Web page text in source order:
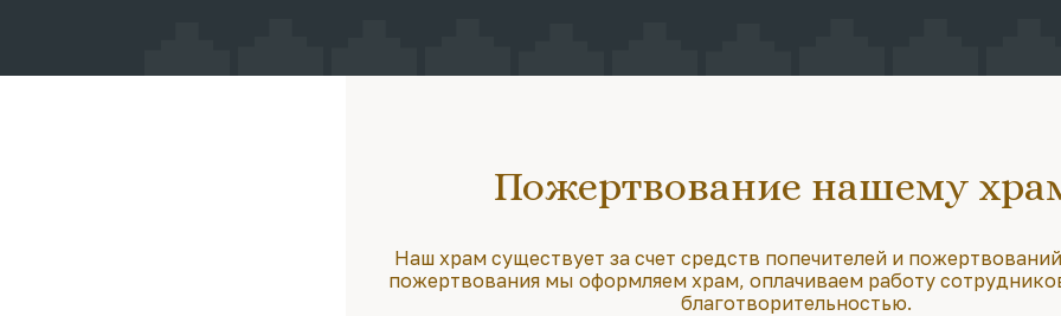
Пожертвование нашему
Наш храм существует за счет средств попечителей и
пожертвования мы оформляем храм, оплачиваем работу
благотворительностью.